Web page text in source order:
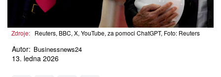
Zdroje: Reuters, BBC, X, YouTube, za pomoci ChatGPT, Foto: Reuters
Autor: Businessnews24
13. ledna 2026